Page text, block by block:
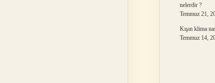
nelerdir ?
Temmuz 21,
Kışın klima
Temmuz 14,